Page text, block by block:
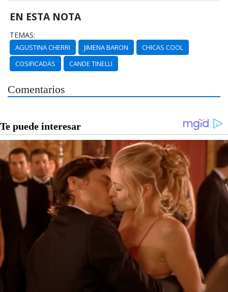
EN ESTA NOTA
TEMAS:
AGUSTINA CHERRI JIMENA BARON
CHICAS COOL
COSIFICADAS
CANDE TINELLI
Comentarios